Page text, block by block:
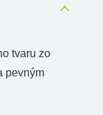
tvaru zo
pevným